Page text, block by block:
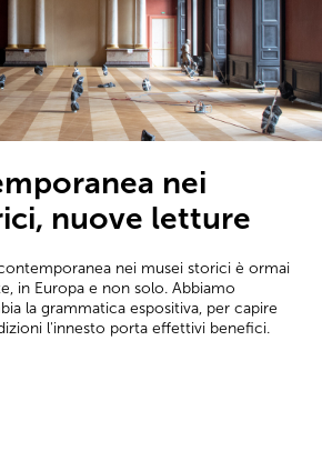
nei
nuove letture
nei musei storici è ormai
in Europa e non solo. Abbiamo
la grammatica espositiva, per capire
l'innesto porta effettivi benefici.